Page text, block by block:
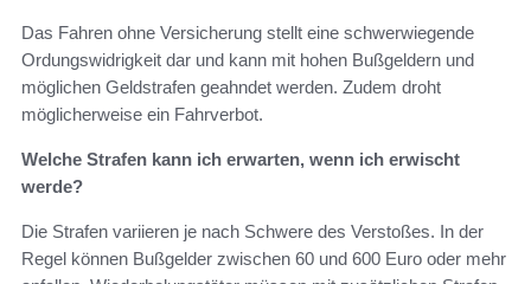
Das Fahren ohne Versicherung stellt eine schwerwiegende
Ordungswidrigkeit dar und kann mit hohen Bußgeldern und
möglichen Geldstrafen geahndet werden. Zudem droht
möglicherweise ein Fahrverbot.
Welche Strafen kann ich erwarten, wenn ich erwischt
werde?
Die Strafen variieren je nach Schwere des Verstoßes. In der
Regel können Bußgelder zwischen 60 und 600 Euro oder mehr